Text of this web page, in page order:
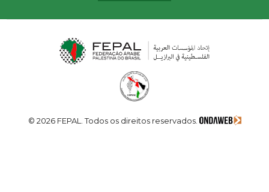
© 2026 FEPAL. Todos os direitos reservados.